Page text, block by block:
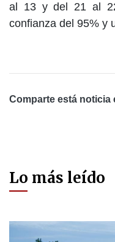
al 13 y del 21 al
confianza del 95% y
Comparte está noticia
Lo más leído